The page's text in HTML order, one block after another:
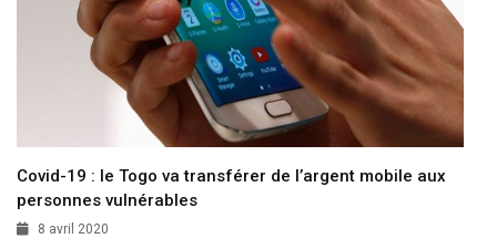
Covid-19 : le Togo va transférer de l’argent mobile aux
personnes vulnérables
8 avril 2020